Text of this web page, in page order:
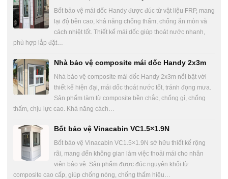
Bốt bảo vệ mái dốc Handy được đúc từ vật liệu FRP, mang
lại độ bền cao, khả năng chống thấm, chống ăn mòn và
cách nhiệt tốt. Thiết kế mái dốc giúp thoát nước nhanh,
phù hợp lắp đặt…
Nhà bảo vệ composite mái dốc Handy 2x3m
Nhà bảo vệ composite mái dốc Handy 2x3m nổi bật với
thiết kế hiện đại, mái dốc thoát nước tốt, tránh đọng mưa.
Sản phẩm làm từ composite bền chắc, chống gỉ, chống
thấm, chịu lực cao. Khả năng cách…
Bốt bảo vệ Vinacabin VC1.5×1.9N
Bốt bảo vệ Vinacabin VC1.5×1.9N sở hữu thiết kế rộng
rãi, mang đến không gian làm việc thoải mái cho nhân
viên bảo vệ. Sản phẩm được đúc nguyên khối từ
composite cao cấp, giúp chống nóng, chống thấm hiệu…